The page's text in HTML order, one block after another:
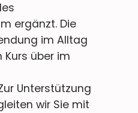
ergänzt. Die
im Alltag
über im
Unterstützung
wir Sie mit